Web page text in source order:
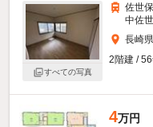
すべての写真
佐世
中佐
長崎
2階建 /
4万円